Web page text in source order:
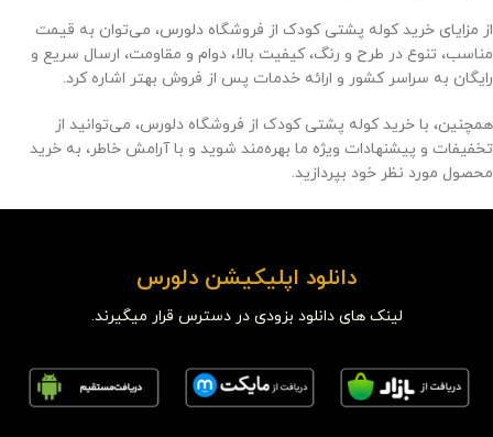
از مزایای خرید کوله پشتی کودک از فروشگاه دلورس، می‌توان به قیمت
مناسب، تنوع در طرح و رنگ، کیفیت بالا، دوام و مقاومت، ارسال سریع و
رایگان به سراسر کشور و ارائه خدمات پس از فروش بهتر اشاره کرد.
همچنین، با خرید کوله پشتی کودک از فروشگاه دلورس، می‌توانید از
تخفیفات و پیشنهادات ویژه ما بهره‌مند شوید و با آرامش خاطر، به خرید
محصول مورد نظر خود بپردازید.
دانلود اپلیکیشن دلورس
لینک های دانلود بزودی در دسترس قرار میگیرند.